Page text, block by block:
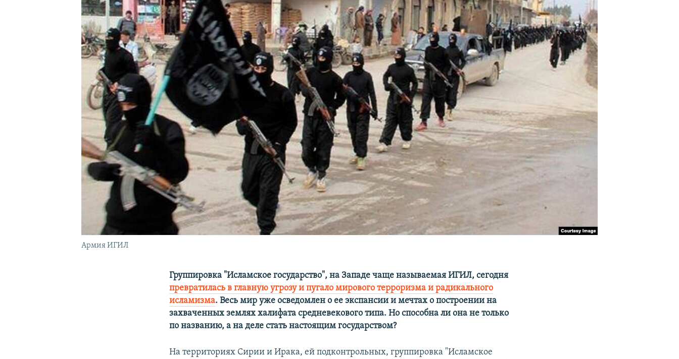
КРЫМ.НЕПОКОРЕННЫЙ
УКРАИНСКАЯ ПРОБЛЕМА КРЫМА
Армия ИГИЛ
Группировка "Исламское государство", на Западе чаще называемая ИГИЛ, сегодня
превратилась в главную угрозу и пугало мирового терроризма и радикального
исламизма. Весь мир уже осведомлен о ее экспансии и мечтах о построении на
захваченных землях халифата средневекового типа. Но способна ли она не только
по названию, а на деле стать настоящим государством?
На территориях Сирии и Ирака, ей подконтрольных, группировка "Исламское